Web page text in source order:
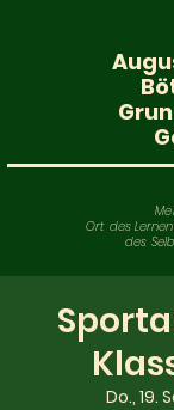
Ort des
des
Do., 19.